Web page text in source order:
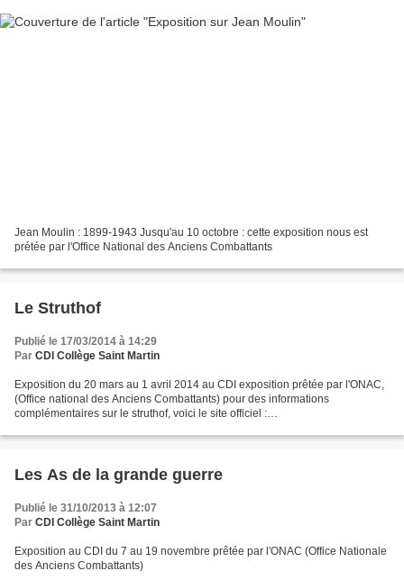
Jean Moulin : 1899-1943 Jusqu'au 10 octobre : cette exposition nous est
prétée par l'Office National des Anciens Combattants
Le Struthof
Publié le 17/03/2014 à 14:29
Par CDI Collège Saint Martin
Exposition du 20 mars au 1 avril 2014 au CDI exposition prêtée par l'ONAC,
(Office national des Anciens Combattants) pour des informations
complémentaires sur le struthof, voici le site officiel :
Les As de la grande guerre
Publié le 31/10/2013 à 12:07
Par CDI Collège Saint Martin
Exposition au CDI du 7 au 19 novembre prêtée par l'ONAC (Office Nationale
des Anciens Combattants)